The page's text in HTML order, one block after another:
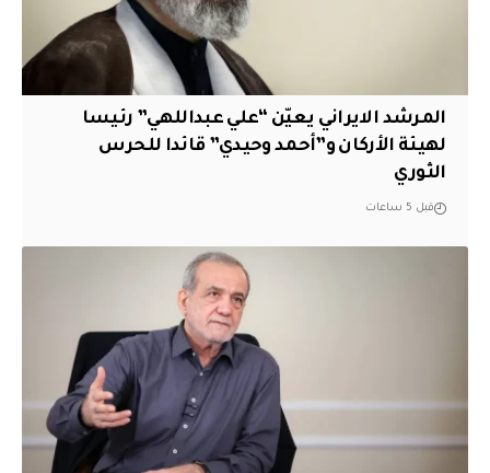
المرشد الايراني يعيّن “علي عبداللهي” رئيسا
لهيئة الأركان و”أحمد وحيدي” قائدا للحرس
الثوري
قبل 5 ساعات